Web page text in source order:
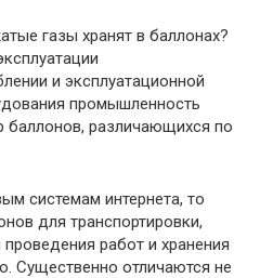
и эксплуатационной
промышленность
баллонов, различающихся по
системам интернета, то
для транспортировки,
работ и хранения
Существенно отличаются не